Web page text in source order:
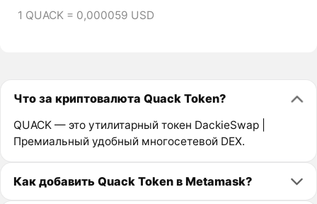
1 QUACK = 0,000059 USD
Что за криптовалюта Quack Token?
QUACK — это утилитарный токен DackieSwap |
Премиальный удобный многосетевой DEX.
Как добавить Quack Token в Metamask?